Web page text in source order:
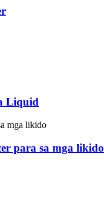
Liquid
para sa mga likido